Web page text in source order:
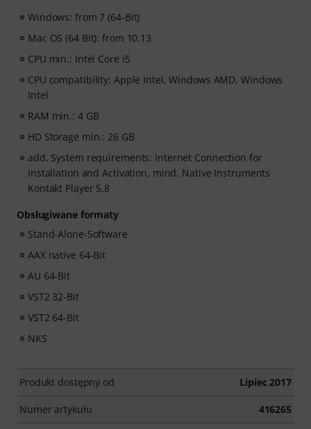
Windows: from 7 (64-Bit)
Mac OS (64 Bit): from 10.13
CPU min.: Intel Core i5
CPU compatibility: Apple Intel, Windows AMD, Windows
Intel
RAM min.: 4 GB
HD Storage min.: 26 GB
add. System requirements: Internet Connection for
Installation and Activation, mind. Native Instruments
Kontakt Player 5.8
Obsługiwane formaty
Stand-Alone-Software
AAX native 64-Bit
AU 64-Bit
VST2 32-Bit
VST2 64-Bit
NKS
Produkt dostępny od Lipiec 2017
Numer artykułu 416265